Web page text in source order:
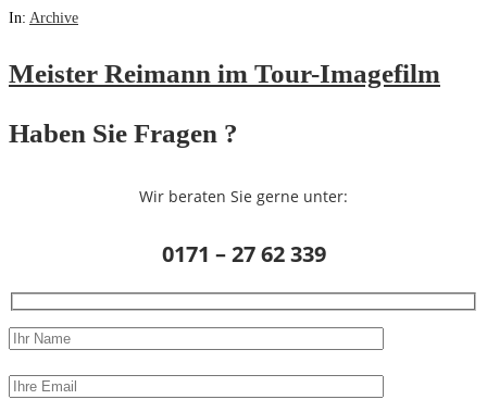
In: Archive
Meister Reimann im Tour-Imagefilm
Haben Sie Fragen ?
Wir beraten Sie gerne unter:
0171 – 27 62 339